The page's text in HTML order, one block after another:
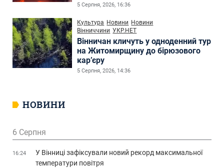
5 Серпня, 2026, 16:36
Культура Новини Новини
Вінниччини УКР.НЕТ
Вінничан кличуть у одноденний тур
на Житомирщину до бірюзового
кар’єру
5 Серпня, 2026, 14:36
НОВИНИ
6 Серпня
16:24
У Вінниці зафіксували новий рекорд максимальної
температури повітря